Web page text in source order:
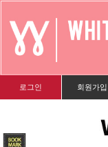
로그인 회원가입